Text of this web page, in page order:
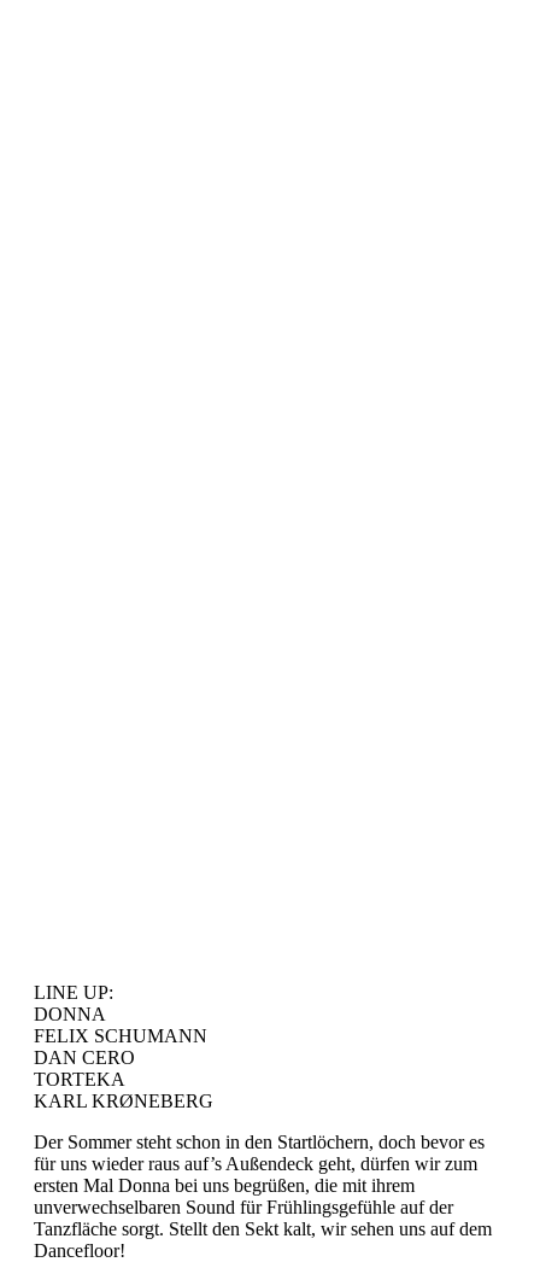
LINE UP:
DONNA
FELIX SCHUMANN
DAN CERO
TORTEKA
KARL KRØNEBERG
Der Sommer steht schon in den Startlöchern, doch bevor es
für uns wieder raus auf’s Außendeck geht, dürfen wir zum
ersten Mal Donna bei uns begrüßen, die mit ihrem
unverwechselbaren Sound für Frühlingsgefühle auf der
Tanzfläche sorgt. Stellt den Sekt kalt, wir sehen uns auf dem
Dancefloor!